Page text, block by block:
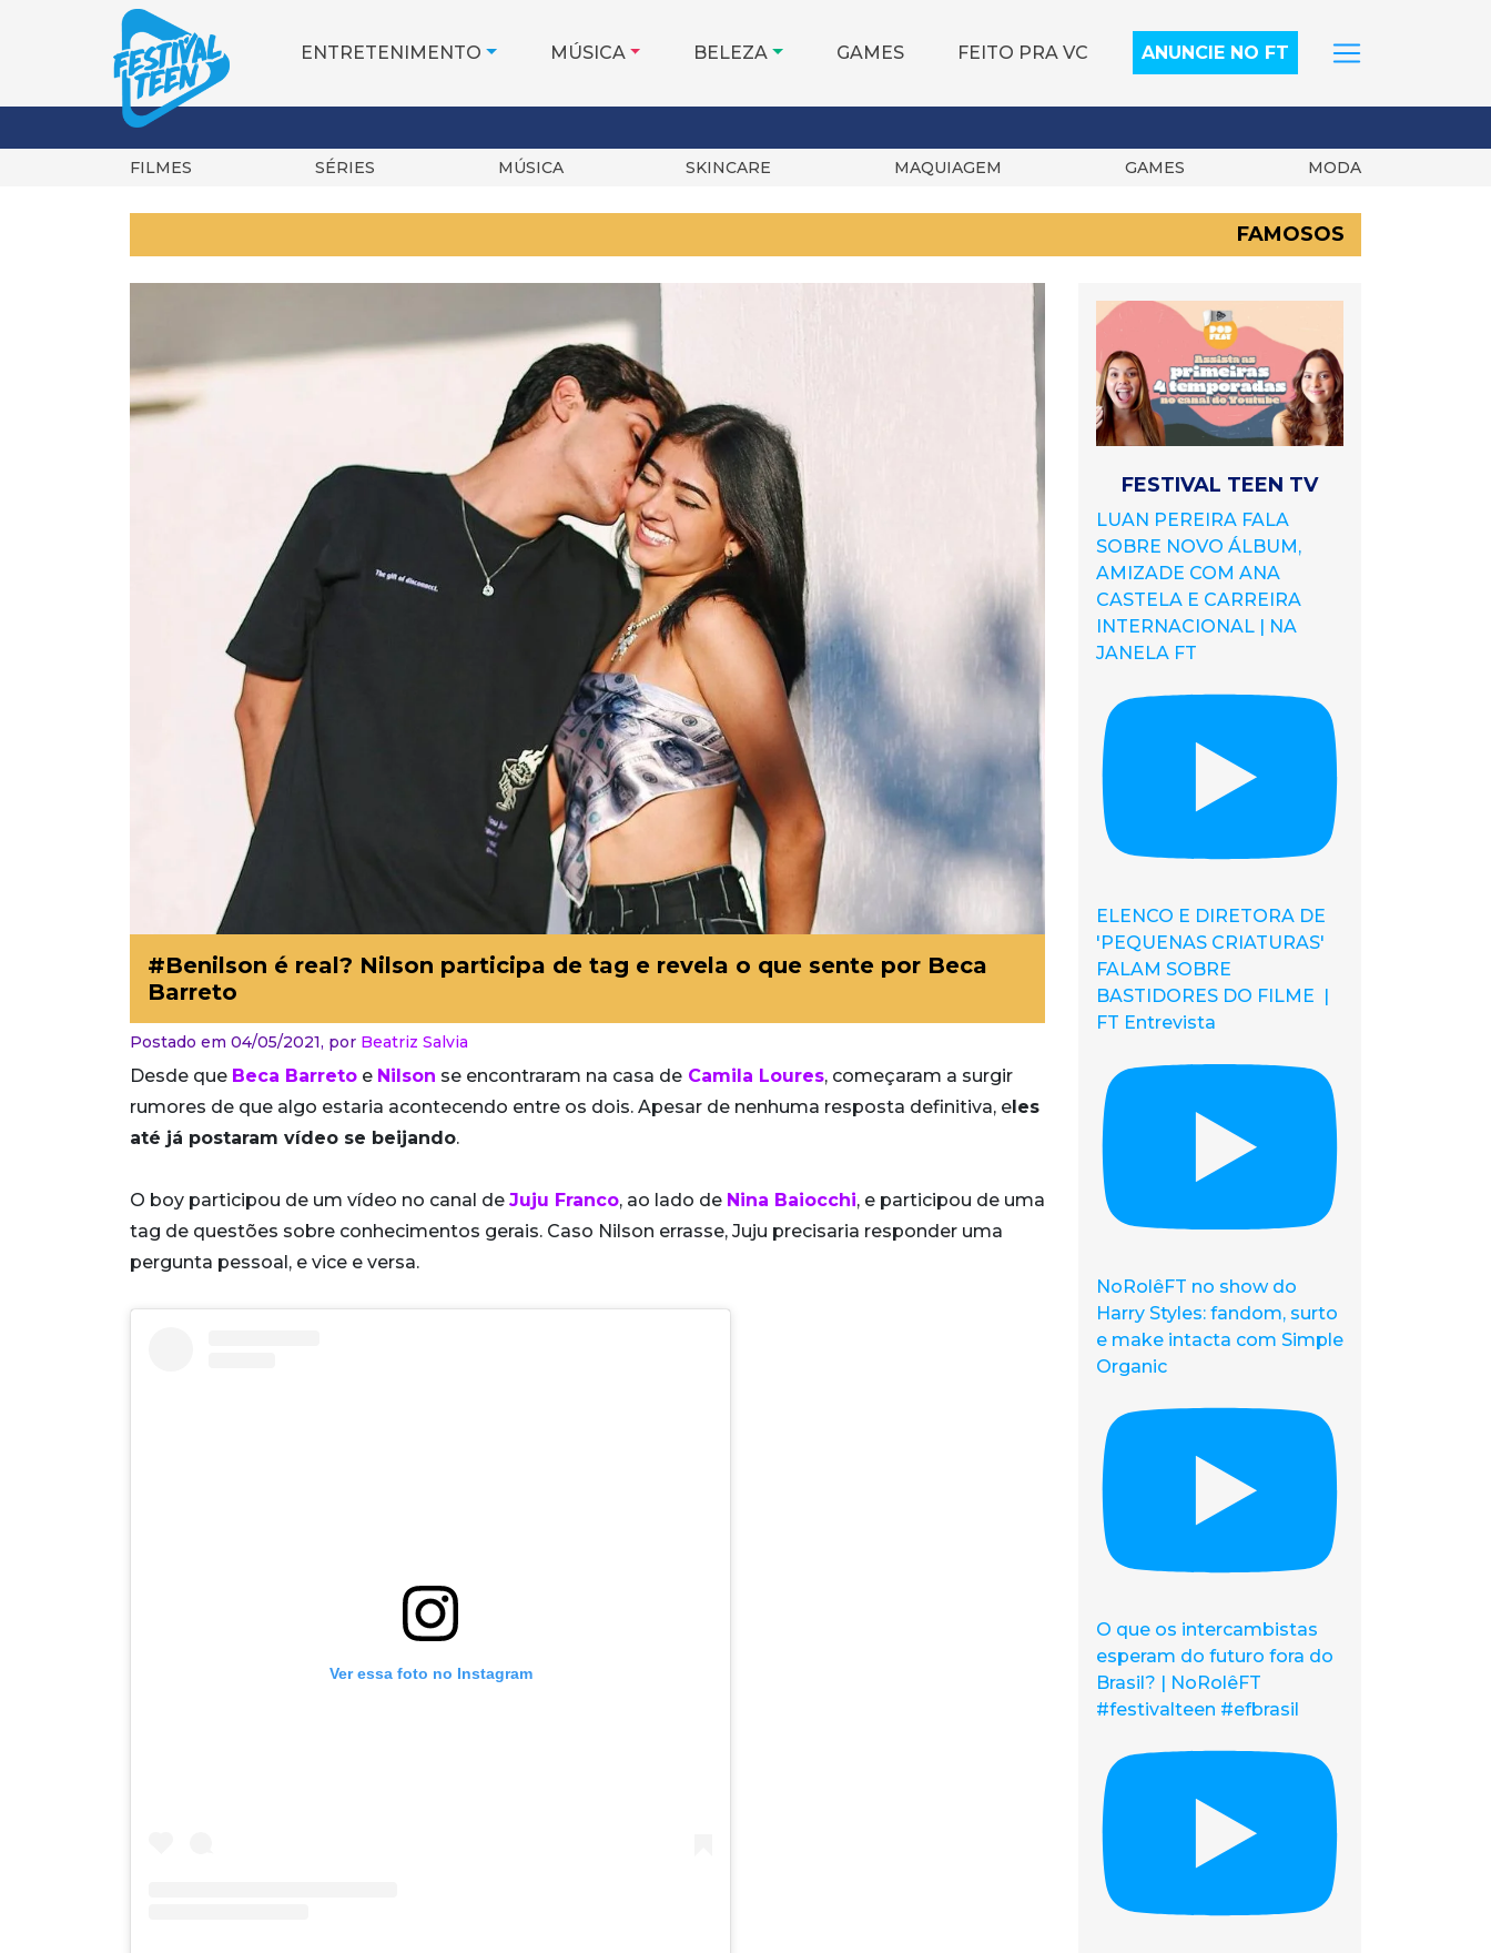
ENTRETENIMENTO MÚSICA BELEZA GAMES FEITO PRA VC ANUNCIE NO FT
FILMES SÉRIES MÚSICA SKINCARE MAQUIAGEM GAMES MODA
FAMOSOS
#Benilson é real? Nilson participa de tag e revela o que sente por Beca
Barreto
Postado em 04/05/2021, por Beatriz Salvia
Desde que Beca Barreto e Nilson se encontraram na casa de Camila Loures, começaram a surgir
rumores de que algo estaria acontecendo entre os dois. Apesar de nenhuma resposta definitiva, e les
até já postaram vídeo se beijando.
O boy participou de um vídeo no canal de Juju Franco, ao lado de Nina Baiocchi, e participou de uma
tag de questões sobre conhecimentos gerais. Caso Nilson errasse, Juju precisaria responder uma
pergunta pessoal, e vice e versa.
Ver essa foto no Instagram
FESTIVAL TEEN TV
LUAN PEREIRA FALA
SOBRE NOVO ÁLBUM,
AMIZADE COM ANA
CASTELA E CARREIRA
INTERNACIONAL | NA
JANELA FT
ELENCO E DIRETORA DE
'PEQUENAS CRIATURAS'
FALAM SOBRE
BASTIDORES DO FILME |
FT Entrevista
NoRolêFT no show do
Harry Styles: fandom, surto
e make intacta com Simple
Organic
O que os intercambistas
esperam do futuro fora do
Brasil? | NoRolêFT
#festivalteen #efbrasil